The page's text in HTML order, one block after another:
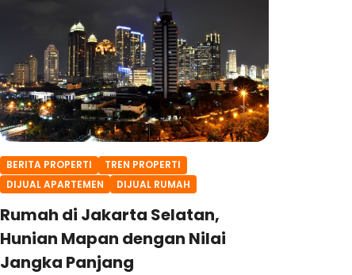
BERITA PROPERTI
TREN PROPERTI
DIJUAL APARTEMEN
DIJUAL RUMAH
Rumah di Jakarta Selatan,
Hunian Mapan dengan Nilai
Jangka Panjang